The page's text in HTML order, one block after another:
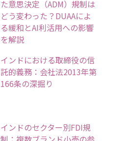
た意思決定（ADM）規制は
どう変わった？DUAAによ
る緩和とAI利活用への影響
を解説
インドにおける取締役の信
託的義務：会社法2013年第
166条の深掘り
インドのセクター別FDI規